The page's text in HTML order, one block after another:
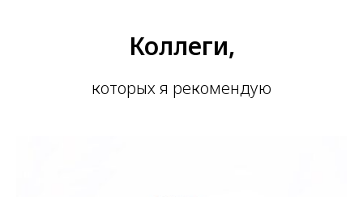
Коллеги,
которых я рекомендую